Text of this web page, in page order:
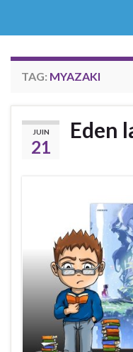
TAG: MYAZAKI
JUIN
21
Eden